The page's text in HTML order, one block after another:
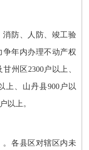
消防、人防、竣工验
争年内办理不动产权
州区2300户以上、
上、山丹县900户以
以上。
。各县区对辖区内未